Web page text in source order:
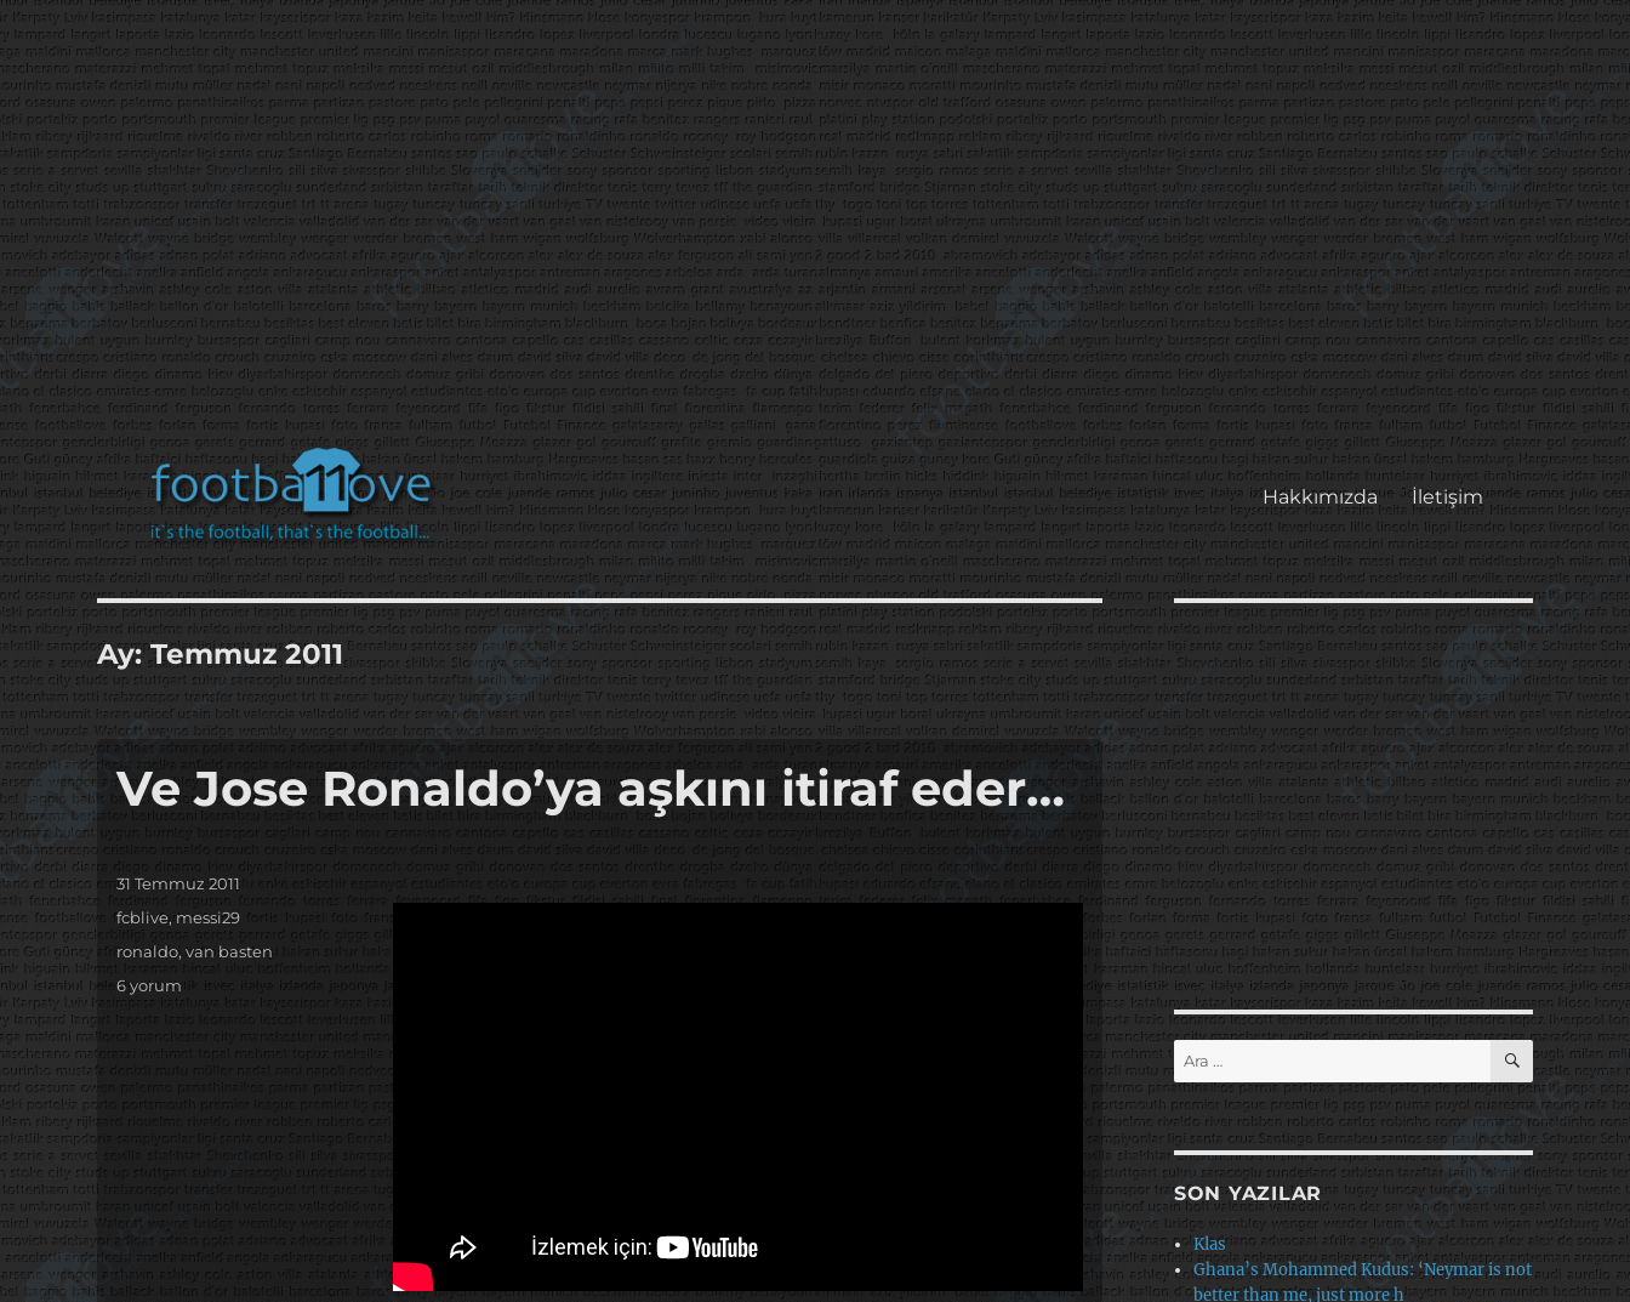
footbaLLove
it's the football, that's the football…
Hakkımızda İletişim
Ay:Temmuz 2011
Ve Jose Ronaldo’ya aşkını itiraf eder…
Yayın
tarihi
31 Temmuz 2011
Kategoriler
fcblive, messi29
Etiketler
ronaldo,van basten
Ve
Ronaldo’ya
6 yorum
Ara: ARA
SON YAZILAR
Klas
Ghana’s Mohammed Kudus: ‘Neymar is not
better than me, just more h